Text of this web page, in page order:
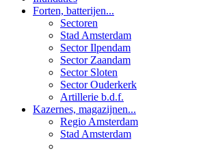
Forten, batterijen...
Sectoren
Stad Amsterdam
Sector Ilpendam
Sector Zaandam
Sector Sloten
Sector Ouderkerk
Artillerie b.d.f.
Kazernes, magazijnen...
Regio Amsterdam
Stad Amsterdam